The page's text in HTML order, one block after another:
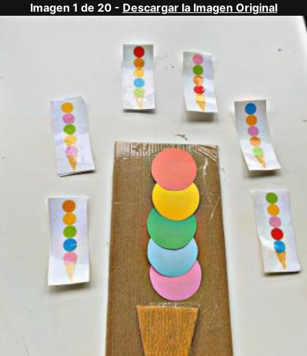
Imagen 1 de 20 - Descargar la Imagen Original